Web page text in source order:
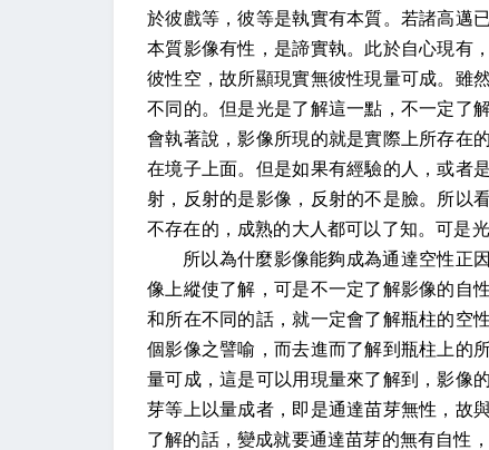
於彼戲等，彼等是執實有本質。若諸高邁
本質影像有性，是諦實執。此於自心現有
彼性空，故所顯現實無彼性現量可成。雖
不同的。但是光是了解這一點，不一定了
會執著說，影像所現的就是實際上所存在
在境子上面。但是如果有經驗的人，或者
射，反射的是影像，反射的不是臉。所以
不存在的，成熟的大人都可以了知。可是
所以為什麼影像能夠成為通達空性正
像上縱使了解，可是不一定了解影像的自
和所在不同的話，就一定會了解瓶柱的空
個影像之譬喻，而去進而了解到瓶柱上的
量可成，這是可以用現量來了解到，影像
芽等上以量成者，即是通達苗芽無性，故
了解的話，變成就要通達苗芽的無有自性